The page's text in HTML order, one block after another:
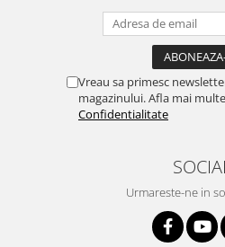
Mărgele HAMA MIDI
Mărgele HAMA MINI
Perceperea timpului - TimeTimer
Stimulare senzoriala
Stimulare auditiva
Vreau sa primesc
magazinului. Afla mai
Confidentialitate
Urmareste-ne in